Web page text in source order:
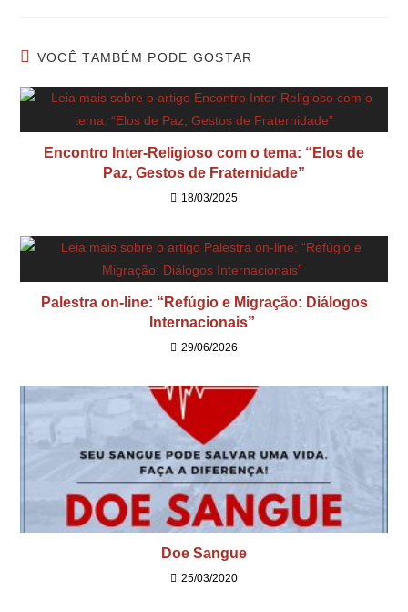
VOCÊ TAMBÉM PODE GOSTAR
Encontro Inter-Religioso com o tema: “Elos de
Paz, Gestos de Fraternidade”
18/03/2025
Palestra on-line: “Refúgio e Migração: Diálogos
Internacionais”
29/06/2026
Doe Sangue
25/03/2020